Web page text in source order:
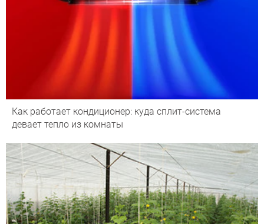
Как работает кондиционер: куда сплит-система
девает тепло из комнаты